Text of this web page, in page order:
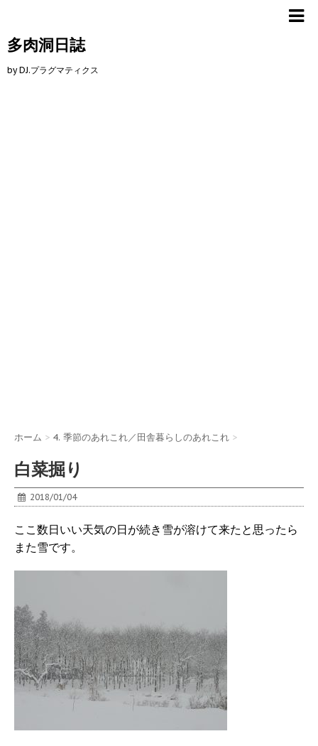
多肉洞日誌
by DJ.プラグマティクス
ホーム > 4. 季節のあれこれ／田舎暮らしのあれこれ >
白菜掘り
2018/01/04
ここ数日いい天気の日が続き雪が溶けて来たと思ったら
また雪です。